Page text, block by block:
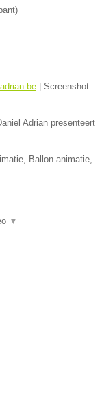
)
| Screenshot
Adrian presenteert
Ballon animatie,
▼